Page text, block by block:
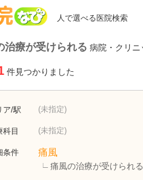
人で選べる医院検索
治療が受けられる 病院・クリニ
件見つかりました
ア/駅 (未指定)
科目 (未指定)
条件 痛風
痛風の治療が受けられ